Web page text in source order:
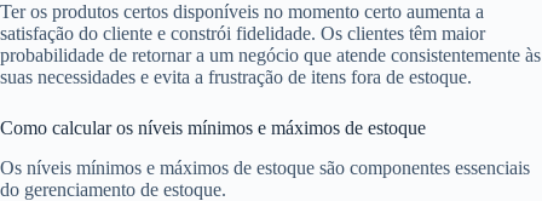
Ter os produtos certos disponíveis no momento certo aumenta a
satisfação do cliente e constrói fidelidade. Os clientes têm maior
probabilidade de retornar a um negócio que atende consistentemente às
suas necessidades e evita a frustração de itens fora de estoque.
Como calcular os níveis mínimos e máximos de estoque
Os níveis mínimos e máximos de estoque são componentes essenciais
do gerenciamento de estoque.